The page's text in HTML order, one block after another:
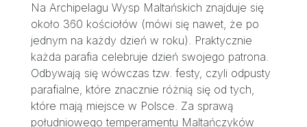
Na Archipelagu Wysp Maltańskich znajduje się
około 360 kościołów (mówi się nawet, że po
jednym na każdy dzień w roku). Praktycznie
każda parafia celebruje dzień swojego patrona.
Odbywają się wówczas tzw. festy, czyli odpusty
parafialne, które znacznie różnią się od tych,
które mają miejsce w Polsce. Za sprawą
południowego temperamentu Maltańczyków